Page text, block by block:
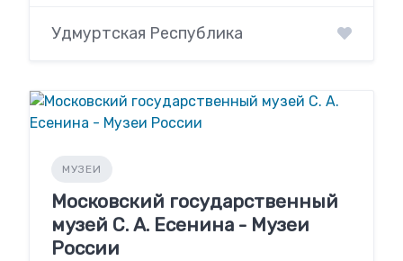
Удмуртская Республика
МУЗЕИ
Московский государственный
музей С. А. Есенина - Музеи
России